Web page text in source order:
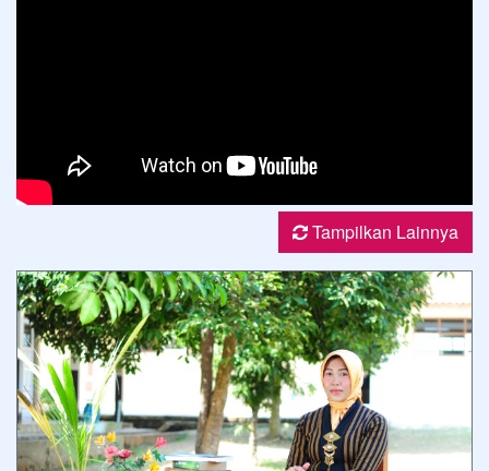
Tampilkan Lainnya